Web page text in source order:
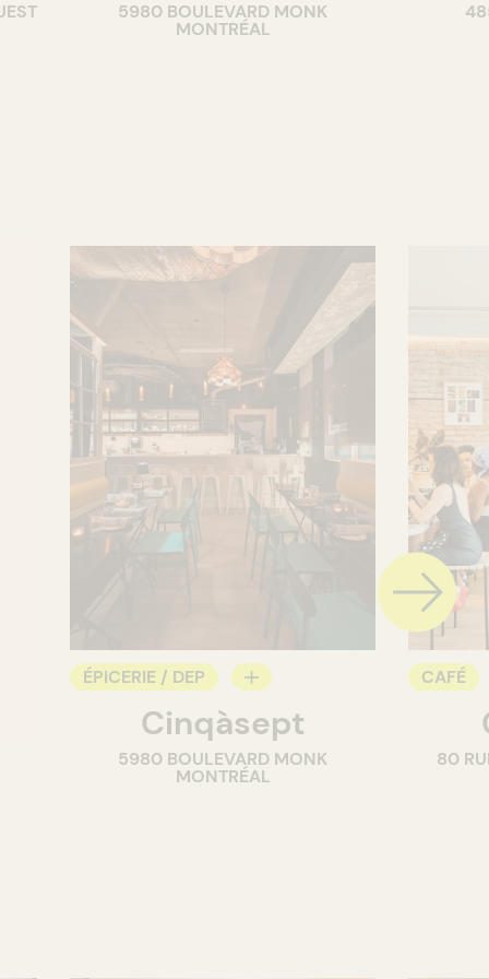
CAVISTE
5980 BOULEVARD MONK
MONTRÉAL
ÉPICERIE / DEP
COMPTOIR
CAVISTE
Cinqàsept
5980 BOULEVARD MONK
MONTRÉAL
CAFÉ
80